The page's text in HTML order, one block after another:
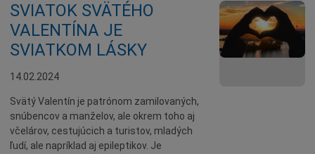
SVIATOK SVÄTÉHO
VALENTÍNA JE
SVIATKOM LÁSKY
14.02.2024
Svätý Valentín je patrónom zamilovaných,
snúbencov a manželov, ale okrem toho aj
včelárov, cestujúcich a turistov, mladých
ľudí, ale napríklad aj epileptikov. Je